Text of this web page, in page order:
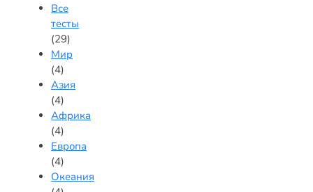
Все
тесты
(29)
Мир
(4)
Азия
(4)
Африка
(4)
Европа
(4)
Океания